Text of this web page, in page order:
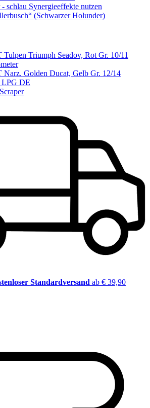
schlau Synergieeffekte nutzen
(Schwarzer Holunder)
Triumph Seadov, Rot Gr. 10/11
Golden Ducat, Gelb Gr. 12/14
DE
Standardversand ab € 39,90